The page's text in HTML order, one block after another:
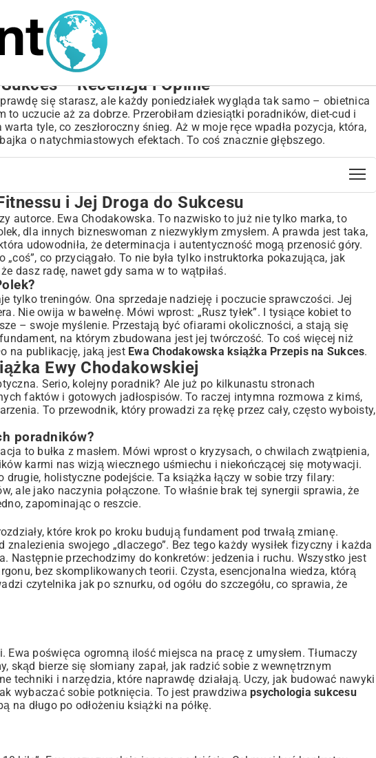
– Recenzja i Opinie
się starasz, ale każdy poniedziałek wygląda tak samo – obietnica
to uczucie aż za dobrze. Przerobiłam dziesiątki poradników, diet-cud i
tyle, co zeszłoroczny śnieg. Aż w moje ręce wpadła pozycja, która,
o natychmiastowych efektach. To coś znacznie głębszego.
Sukcesu
na Sukces”
i Jej Droga do Sukcesu
autorce. Ewa Chodakowska. To nazwisko to już nie tylko marka, to
dla innych bizneswoman z niezwykłym zmysłem. A prawda jest taka,
udowodniła, że determinacja i autentyczność mogą przenosić góry.
co przyciągało. To nie była tylko instruktorka pokazująca, jak
dasz radę, nawet gdy sama w to wątpiłaś.
tylko treningów. Ona sprzedaje nadzieję i poczucie sprawczości. Jej
Nie owija w bawełnę. Mówi wprost: „Rusz tyłek”. I tysiące kobiet to
– swoje myślenie. Przestają być ofiarami okoliczności, a stają się
na którym zbudowana jest jej twórczość. To coś więcej niż
na publikację, jaką jest Ewa Chodakowska książka Przepis na Sukces.
Ewy Chodakowskiej
Serio, kolejny poradnik? Ale już po kilkunastu stronach
faktów i gotowych jadłospisów. To raczej intymna rozmowa z kimś,
To przewodnik, który prowadzi za rękę przez cały, często wyboisty,
poradników?
to bułka z masłem. Mówi wprost o kryzysach, o chwilach zwątpienia,
karmi nas wizją wiecznego uśmiechu i niekończącej się motywacji.
holistyczne podejście. Ta książka łączy w sobie trzy filary:
ale jako naczynia połączone. To właśnie brak tej synergii sprawia, że
zapominając o reszcie.
które krok po kroku budują fundament pod trwałą zmianę.
swojego „dlaczego”. Bez tego każdy wysiłek fizyczny i każda
Następnie przechodzimy do konkretów: jedzenia i ruchu. Wszystko jest
bez skomplikowanych teorii. Czysta, esencjonalna wiedza, którą
czytelnika jak po sznurku, od ogółu do szczegółu, co sprawia, że
poświęca ogromną ilość miejsca na pracę z umysłem. Tłumaczy
bierze się słomiany zapał, jak radzić sobie z wewnętrznym
techniki i narzędzia, które naprawdę działają. Uczy, jak budować nawyki
wybaczać sobie potknięcia. To jest prawdziwa psychologia sukcesu
na długo po odłożeniu książki na półkę.